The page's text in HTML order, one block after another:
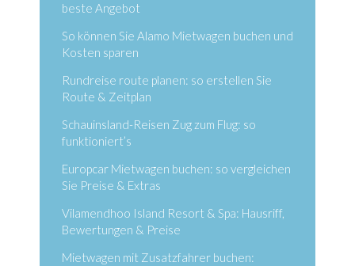
beste Angebot
So können Sie Alamo Mietwagen buchen und
Kosten sparen
Rundreise route planen: so erstellen Sie
Route & Zeitplan
Schauinsland-Reisen Zug zum Flug: so
funktioniert’s
Europcar Mietwagen buchen: so vergleichen
Sie Preise & Extras
Vilamendhoo Island Resort & Spa: Hausriff,
Bewertungen & Preise
Mietwagen mit Zusatzfahrer buchen: